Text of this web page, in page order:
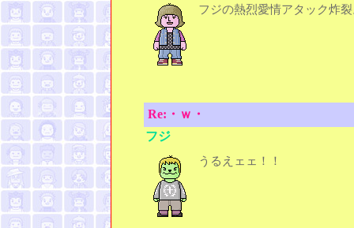
フジの熱烈愛情アタック炸
Re:・ｗ・
フジ
うるえェェ！！